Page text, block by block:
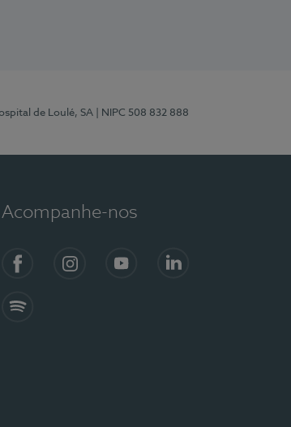
de Loulé, SA | NIPC 508 832 888
Acompanhe-nos